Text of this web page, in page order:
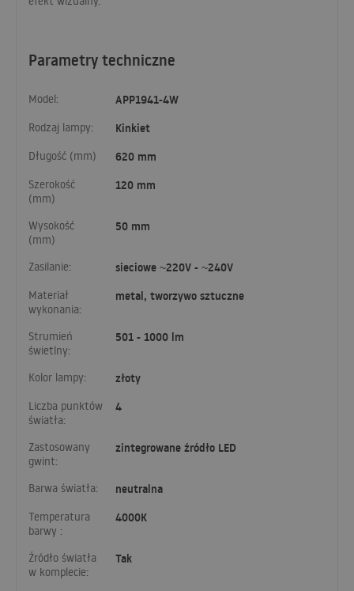
Parametry techniczne
Model: APP1941-4W
Rodzaj lampy: Kinkiet
Długość (mm) 620 mm
Szerokość
(mm)
120 mm
Wysokość
(mm)
50 mm
Zasilanie: sieciowe ~220V - ~240V
Materiał
wykonania:
metal, tworzywo sztuczne
Strumień
świetlny:
501 - 1000 lm
Kolor lampy: złoty
Liczba punktów
światła:
4
Zastosowany
gwint:
zintegrowane źródło LED
Barwa światła: neutralna
Temperatura
barwy :
4000K
Źródło światła
w komplecie:
Tak